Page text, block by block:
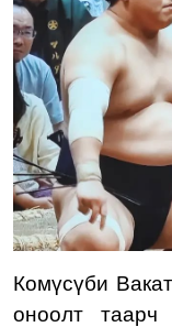
Комүсүби
оноолт таарч